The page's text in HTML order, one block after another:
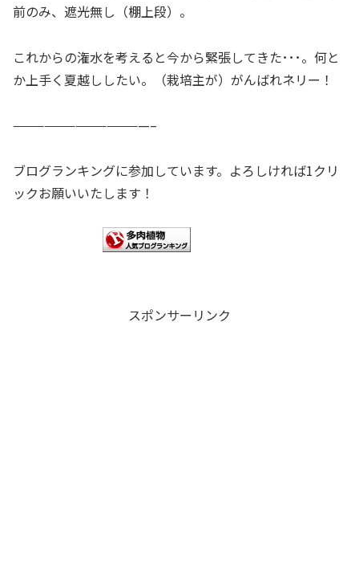
前のみ、遮光無し（棚上段）。
これからの潅水を考えると今から緊張してきた･･･。何と
か上手く夏越ししたい。（栽培主が）がんばれネリー！
—————————————–
ブログランキングに参加しています。よろしければ1クリ
ックお願いいたします！
スポンサーリンク